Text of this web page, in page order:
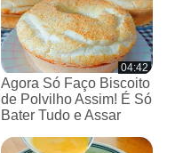
04:42
Agora Só Faço Biscoito
de Polvilho Assim! É Só
Bater Tudo e Assar